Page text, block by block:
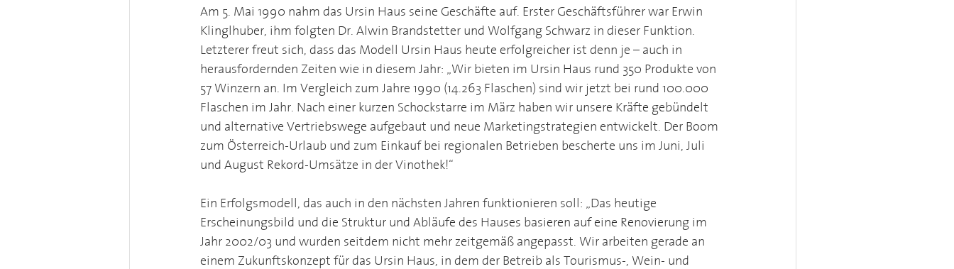
Am 5. Mai 1990 nahm das Ursin Haus seine Geschäfte auf. Erster Geschäftsführer war Erwin
Klinglhuber, ihm folgten Dr. Alwin Brandstetter und Wolfgang Schwarz in dieser Funktion.
Letzterer freut sich, dass das Modell Ursin Haus heute erfolgreicher ist denn je – auch in
herausfordernden Zeiten wie in diesem Jahr: „Wir bieten im Ursin Haus rund 350 Produkte von
57 Winzern an. Im Vergleich zum Jahre 1990 (14.263 Flaschen) sind wir jetzt bei rund 100.000
Flaschen im Jahr. Nach einer kurzen Schockstarre im März haben wir unsere Kräfte gebündelt
und alternative Vertriebswege aufgebaut und neue Marketingstrategien entwickelt. Der Boom
zum Österreich-Urlaub und zum Einkauf bei regionalen Betrieben bescherte uns im Juni, Juli
und August Rekord-Umsätze in der Vinothek!“
Ein Erfolgsmodell, das auch in den nächsten Jahren funktionieren soll: „Das heutige
Erscheinungsbild und die Struktur und Abläufe des Hauses basieren auf eine Renovierung im
Jahr 2002/03 und wurden seitdem nicht mehr zeitgemäß angepasst. Wir arbeiten gerade an
einem Zukunftskonzept für das Ursin Haus, in dem der Betreib als Tourismus-, Wein- und